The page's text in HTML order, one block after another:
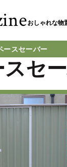
おしゃれな物
ースセーバー
セ